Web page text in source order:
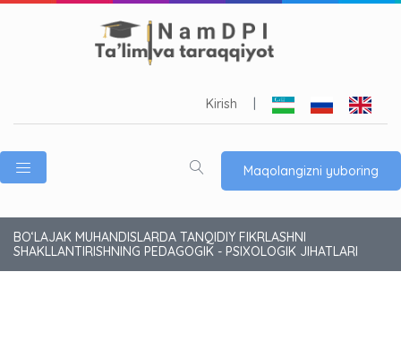
Kirish
Maqolangizni yuboring
BO‘LAJAK MUHANDISLARDA TANQIDIY FIKRLASHNI
SHAKLLANTIRISHNING PEDAGOGIK - PSIXOLOGIK JIHATLARI